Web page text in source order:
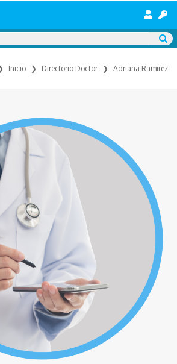
Inicio Directorio Doctor Adriana Ramirez